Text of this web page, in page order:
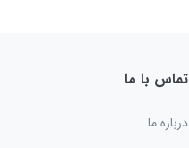
تماس با ما
درباره ما